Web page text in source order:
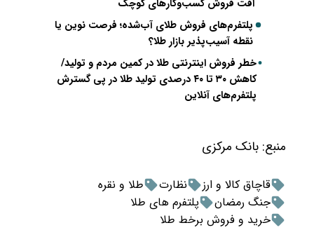
افت فروش کسب‌وکارهای کوچک
پلتفرم‌های فروش طلای آب‌شده؛ فرصت نوین یا
نقطه آسیب‌پذیر بازار طلا؟
خطر فروش اینترنتی طلا در کمین مردم و تولید/
کاهش ۳۰ تا ۴۰ درصدی تولید طلا در پی گسترش
پلتفرم‌های آنلاین
منبع: بانک مرکزی
قاچاق کالا و ارز نظارت
طلا و نقره
جنگ رمضان
پلتفرم های طلا
خرید و فروش برخط طلا